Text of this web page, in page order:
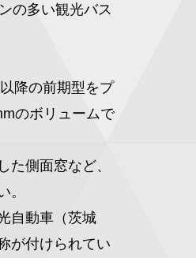
の多い観光バス
降の前期型をプ
のボリュームで
た側面窓など、
。
自動車（茨城
が付けられてい